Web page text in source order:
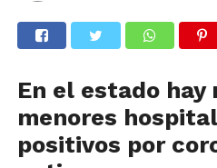
En el estado hay
menores
positivos por